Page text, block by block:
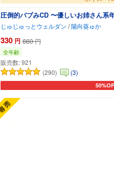
圧倒的バブみCD 〜優しいお姉さん系
じゅじゅっとウェルダン /陽向葵ゅか
330 円 660 円
全年齢
販売数:921
(290)
(3)
カート